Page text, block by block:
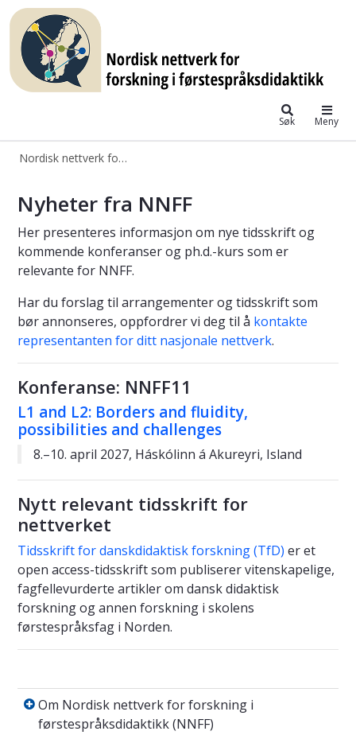
Nordisk nettverk for forskning i
Søk Meny
Nordisk nettverk for forskning i førstespråksdidaktikk
Nyheter fra NNFF
Her presenteres informasjon om nye tidsskrift og
kommende konferanser og ph.d.-kurs som er
relevante for NNFF.
Har du forslag til arrangementer og tidsskrift som
bør annonseres, oppfordrer vi deg til å kontakte
representanten for ditt nasjonale nettverk.
Konferanse: NNFF11
L1 and L2: Borders and fluidity,
possibilities and challenges
8.–10. april 2027, Háskólinn á Akureyri, Island
Nytt relevant tidsskrift for
nettverket
Tidsskrift for danskdidaktisk forskning (TfD) er et
open access-tidsskrift som publiserer vitenskapelige,
fagfellevurderte artikler om dansk didaktisk
forskning og annen forskning i skolens
førstespråksfag i Norden.
Om Nordisk nettverk for forskning i
Om Nordisk nettverk for forskning i
førstespråksdidaktikk (NNFF)